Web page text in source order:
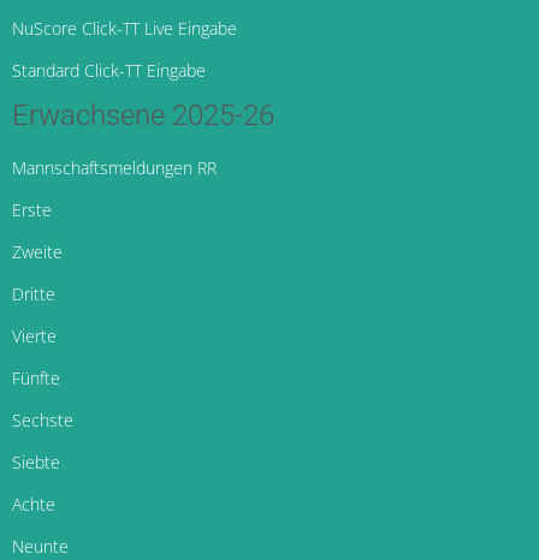
NuScore Click-TT Live Eingabe
Standard Click-TT Eingabe
Erwachsene 2025-26
Mannschaftsmeldungen RR
Erste
Zweite
Dritte
Vierte
Fünfte
Sechste
Siebte
Achte
Neunte